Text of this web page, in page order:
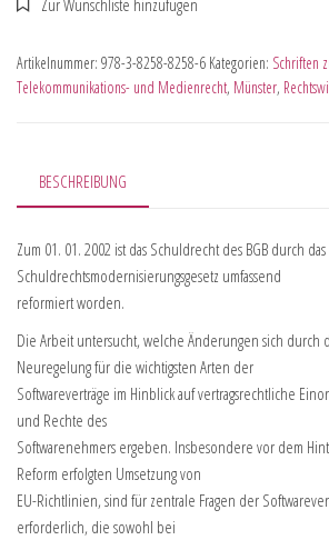
Artikelnummer: 978-3-8258-8258-6 Kategorien: Schriften
Telekommunikations- und Medienrecht, Münster,
BESCHREIBUNG
Zum 01. 01. 2002 ist das Schuldrecht des BGB durch das
Schuldrechtsmodernisierungsgesetz umfassend
reformiert worden.
Die Arbeit untersucht, welche Änderungen sich durch
Neuregelung für die wichtigsten Arten der
Softwareverträge im Hinblick auf vertragsrechtliche
und Rechte des
Softwarenehmers ergeben. Insbesondere vor dem
Reform erfolgten Umsetzung von
EU-Richtlinien, sind für zentrale Fragen der
erforderlich, die sowohl bei